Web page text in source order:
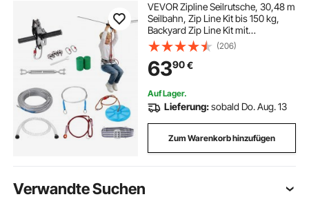
VEVOR Zipline Seilrutsche, 30,48 m
Seilbahn, Zip Line Kit bis 150 kg,
Backyard Zip Line Kit mit
Verbessertem Federbremssystem,
Seilbahn für Garten (Nur für
Teenager. Nicht für Erwachsene.)
(206)
6390€
Auf Lager.
Lieferung:sobald Do. Aug. 13
Zum Warenkorb hinzufügen
Verwandte Suchen